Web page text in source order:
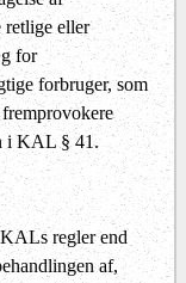
retlige eller
for
forbruger, som
i KAL § 41.
regler end
af,